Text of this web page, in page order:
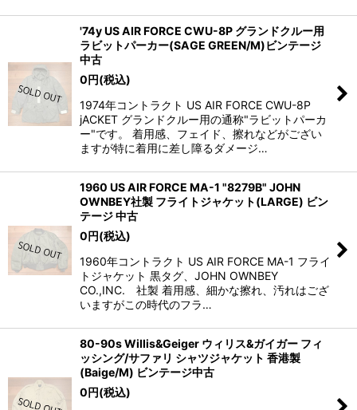
'74y US AIR FORCE CWU-8P グランドクルー用
ラビットパーカー(SAGE GREEN/M)ビンテージ
中古
0円(税込)
1974年コントラクト US AIR FORCE CWU-8P
jACKET グランドクルー用の通称"ラビットパーカ
ー"です。 着用感、フェイド、擦れなどがござい
ますが特に着用に差し障るダメージ…
1960 US AIR FORCE MA-1 "8279B" JOHN
OWNBEY社製 フライトジャケット(LARGE) ビン
テージ 中古
0円(税込)
1960年コントラクト US AIR FORCE MA-1 フライ
トジャケット 黒タグ、JOHN OWNBEY
CO.,INC. 社製 着用感、細かな擦れ、汚れはござ
いますがこの時代のフラ…
80-90s Willis&Geiger ウィリス&ガイガー フィ
ッシング/サファリ シャツジャケット 香港製
(Baige/M) ビンテージ中古
0円(税込)